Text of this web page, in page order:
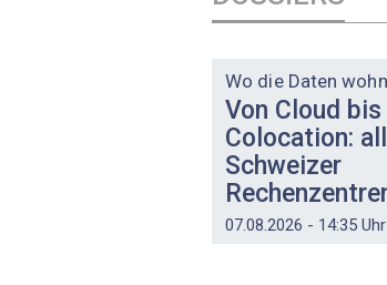
Wo die Daten
Von Cloud bis
Colocation:
Schweizer
07.08.2026 - 14:35 Uhr